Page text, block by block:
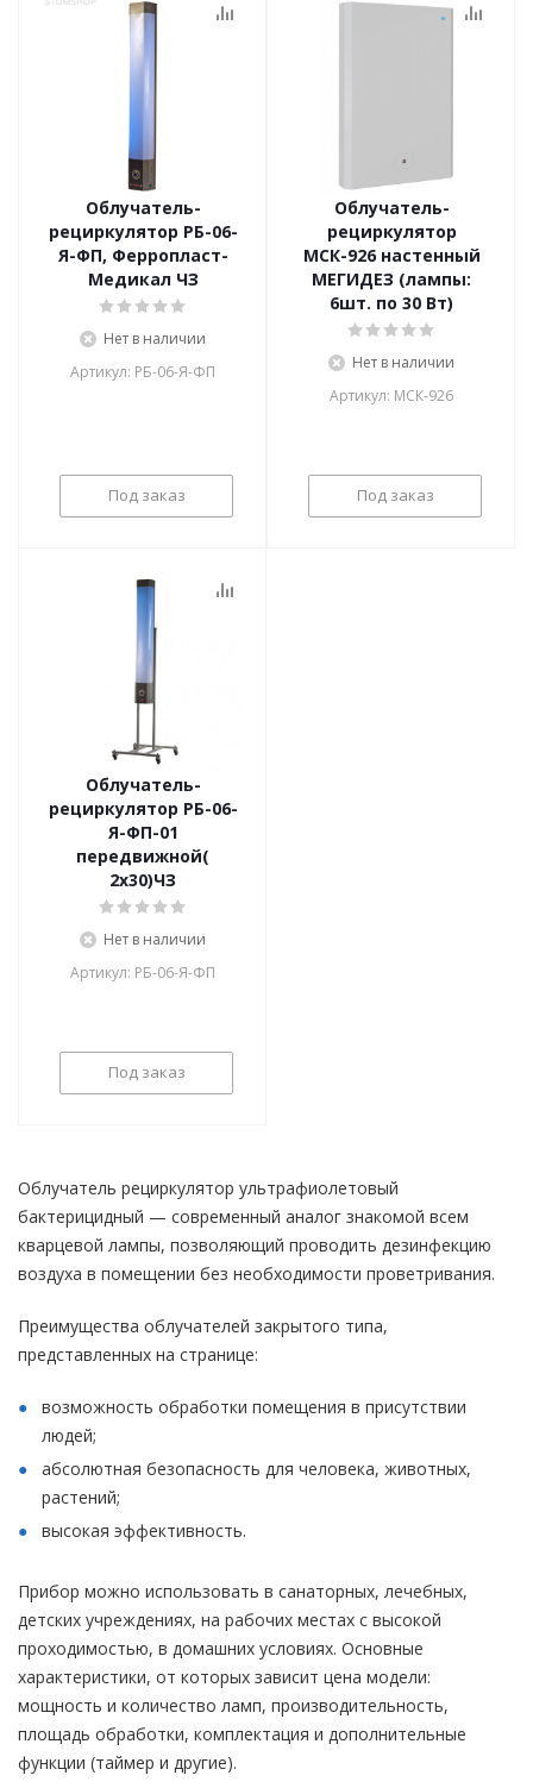
Облучатель-
рециркулятор РБ-06-
Я-ФП, Ферропласт-
Медикал ЧЗ
Нет в наличии
Артикул: РБ-06-Я-ФП
Под заказ
Облучатель-
рециркулятор
МСК-926 настенный
МЕГИДЕЗ (лампы:
6шт. по 30 Вт)
Нет в наличии
Артикул: МСК-926
Под заказ
Облучатель-
рециркулятор РБ-06-
Я-ФП-01
передвижной(
2х30)ЧЗ
Нет в наличии
Артикул: РБ-06-Я-ФП
Под заказ
Облучатель рециркулятор ультрафиолетовый
бактерицидный — современный аналог знакомой всем
кварцевой лампы, позволяющий проводить дезинфекцию
воздуха в помещении без необходимости проветривания.
Преимущества облучателей закрытого типа,
представленных на странице:
возможность обработки помещения в присутствии
людей;
абсолютная безопасность для человека, животных,
растений;
высокая эффективность.
Прибор можно использовать в санаторных, лечебных,
детских учреждениях, на рабочих местах с высокой
проходимостью, в домашних условиях. Основные
характеристики, от которых зависит цена модели:
мощность и количество ламп, производительность,
площадь обработки, комплектация и дополнительные
функции (таймер и другие).